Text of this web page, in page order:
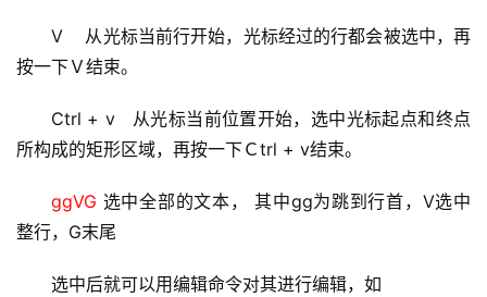
V    从光标当前行开始，光标经过的行都会被选中，再
按一下Ｖ结束。
Ctrl + v   从光标当前位置开始，选中光标起点和终点
所构成的矩形区域，再按一下Ｃtrl + v结束。
ggVG 选中全部的文本， 其中gg为跳到行首，V选中
整行，G末尾
选中后就可以用编辑命令对其进行编辑，如